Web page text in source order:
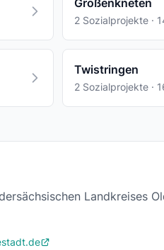
Großenkneten
2 Sozialprojekte ·
Twistringen
2 Sozialprojekte ·
Landkreises